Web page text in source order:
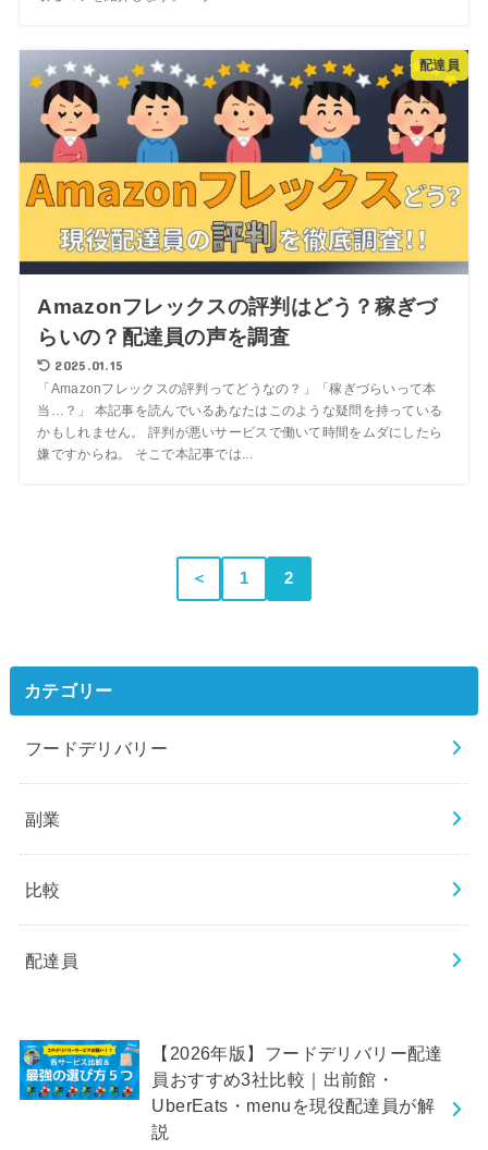
配達員
Amazonフレックスの評判はどう？稼ぎづ
らいの？配達員の声を調査
2025.01.15
「Amazonフレックスの評判ってどうなの？」「稼ぎづらいって本
当…？」 本記事を読んでいるあなたはこのような疑問を持っている
かもしれません。 評判が悪いサービスで働いて時間をムダにしたら
嫌ですからね。 そこで本記事では...
＜ 1 2
カテゴリー
フードデリバリー
副業
比較
配達員
【2026年版】フードデリバリー配達
員おすすめ3社比較｜出前館・
UberEats・menuを現役配達員が解
説